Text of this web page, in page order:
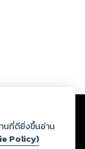
ละเมิดสิทธิใน
ธรรม ดังนั้น ผู้อ่าน
ะหากท่านพบว่าส่วน
นที่ดียิ่งขึ้นอ่าน
Policy)